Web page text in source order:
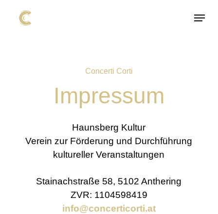
Menu
Concerti Corti
Impressum
Haunsberg Kultur
Verein zur Förderung und Durchführung
kultureller Veranstaltungen
Stainachstraße 58, 5102 Anthering
ZVR: 1104598419
info@concerticorti.at